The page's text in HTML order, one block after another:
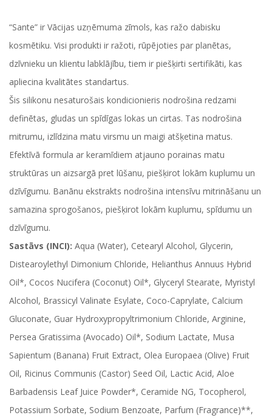
“Sante” ir Vācijas uzņēmuma zīmols, kas ražo dabisku
kosmētiku. Visi produkti ir ražoti, rūpējoties par planētas,
dzīvnieku un klientu labklājību, tiem ir piešķirti sertifikāti, kas
apliecina kvalitātes standartus.
Šis silikonu nesaturošais kondicionieris nodrošina redzami
definētas, gludas un spīdīgas lokas un cirtas. Tas nodrošina
mitrumu, izlīdzina matu virsmu un maigi atšķetina matus.
Efektīvā formula ar keramīdiem atjauno porainas matu
struktūras un aizsargā pret lūšanu, piešķirot lokām kuplumu un
dzīvīgumu. Banānu ekstrakts nodrošina intensīvu mitrināšanu un
samazina sprogošanos, piešķirot lokām kuplumu, spīdumu un
dzīvīgumu.
Sastāvs (INCI): Aqua (Water), Cetearyl Alcohol, Glycerin,
Distearoylethyl Dimonium Chloride, Helianthus Annuus Hybrid
Oil*, Cocos Nucifera (Coconut) Oil*, Glyceryl Stearate, Myristyl
Alcohol, Brassicyl Valinate Esylate, Coco-Caprylate, Calcium
Gluconate, Guar Hydroxypropyltrimonium Chloride, Arginine,
Persea Gratissima (Avocado) Oil*, Sodium Lactate, Musa
Sapientum (Banana) Fruit Extract, Olea Europaea (Olive) Fruit
Oil, Ricinus Communis (Castor) Seed Oil, Lactic Acid, Aloe
Barbadensis Leaf Juice Powder*, Ceramide NG, Tocopherol,
Potassium Sorbate, Sodium Benzoate, Parfum (Fragrance)**,